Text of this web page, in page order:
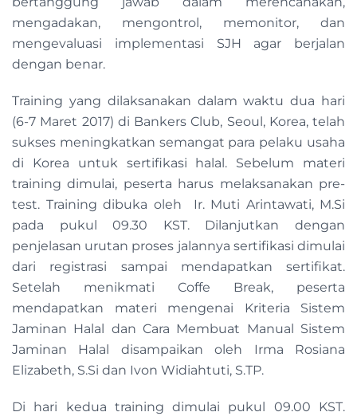
mengadakan, mengontrol, memonitor, dan
mengevaluasi implementasi SJH agar berjalan
dengan benar.
Training yang dilaksanakan dalam waktu dua hari
(6-7 Maret 2017) di Bankers Club, Seoul, Korea, telah
sukses meningkatkan semangat para pelaku usaha
di Korea untuk sertifikasi halal. Sebelum materi
training dimulai, peserta harus melaksanakan pre-
test. Training dibuka oleh Ir. Muti Arintawati, M.Si
pada pukul 09.30 KST. Dilanjutkan dengan
penjelasan urutan proses jalannya sertifikasi dimulai
dari registrasi sampai mendapatkan sertifikat.
Setelah menikmati Coffe Break, peserta
mendapatkan materi mengenai Kriteria Sistem
Jaminan Halal dan Cara Membuat Manual Sistem
Jaminan Halal disampaikan oleh Irma Rosiana
Elizabeth, S.Si dan Ivon Widiahtuti, S.TP.
Di hari kedua training dimulai pukul 09.00 KST.